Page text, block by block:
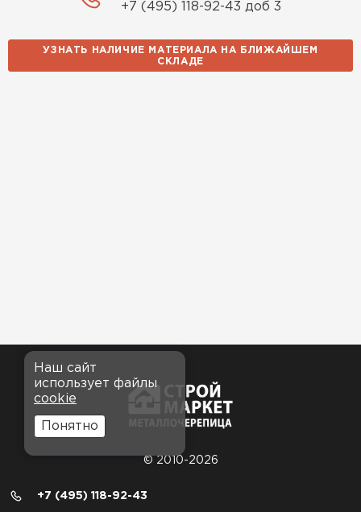
+7 (495) 118-92-43 доб 3
УЗНАТЬ НАЛИЧИЕ МАТЕРИАЛА НА БЛИЖАЙШЕМ
СКЛАДЕ
© 2010-2026
+7 (495) 118-92-43
Наш сайт
использует файлы
cookie
Понятно